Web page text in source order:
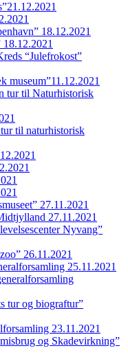
18.12.2021
“Julefrokost”
tur til Naturhistorisk
til naturhistorisk
27.11.2021
27.11.2021
Nyvang”
26.11.2021
25.11.2021
tur og biograftur”
23.11.2021
og Skadevirkning”